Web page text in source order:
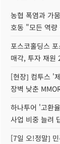
농협 폭염과 가
호동 "모든 역량
포스코홀딩스
매각, 투자 재원
[현장] 컴투스 '
장벽 낮춘
하나투어 '고환
사업 비중 늘려
[7일 오!정말]